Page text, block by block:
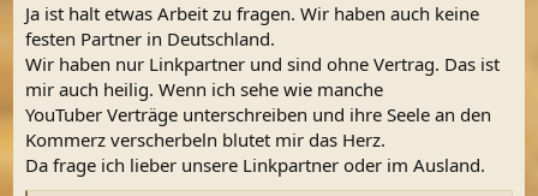
Ja ist halt etwas Arbeit zu fragen. Wir haben auch keine
festen Partner in Deutschland.
Wir haben nur Linkpartner und sind ohne Vertrag. Das ist
mir auch heilig. Wenn ich sehe wie manche
YouTuber Verträge unterschreiben und ihre Seele an den
Kommerz verscherbeln blutet mir das Herz.
Da frage ich lieber unsere Linkpartner oder im Ausland.